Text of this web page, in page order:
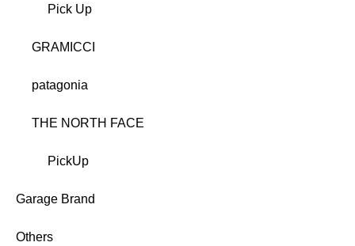
Pick Up
GRAMICCI
patagonia
THE NORTH FACE
PickUp
Garage Brand
Others